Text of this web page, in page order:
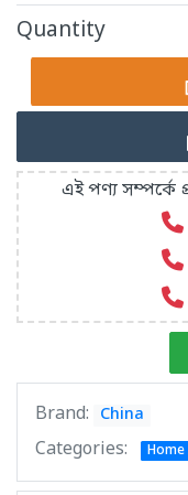
Quantity
এই পণ্য সম্পর্কে
Brand: China
Categories: